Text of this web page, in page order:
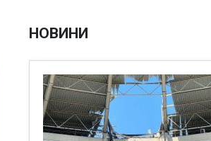
НОВИНИ